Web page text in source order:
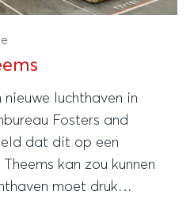
nieuwe luchthaven in
Fosters and
dat dit op een
kan zou kunnen
moet druk